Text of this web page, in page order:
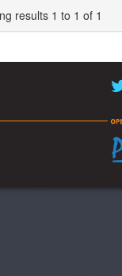
results 1 to 1 of 1